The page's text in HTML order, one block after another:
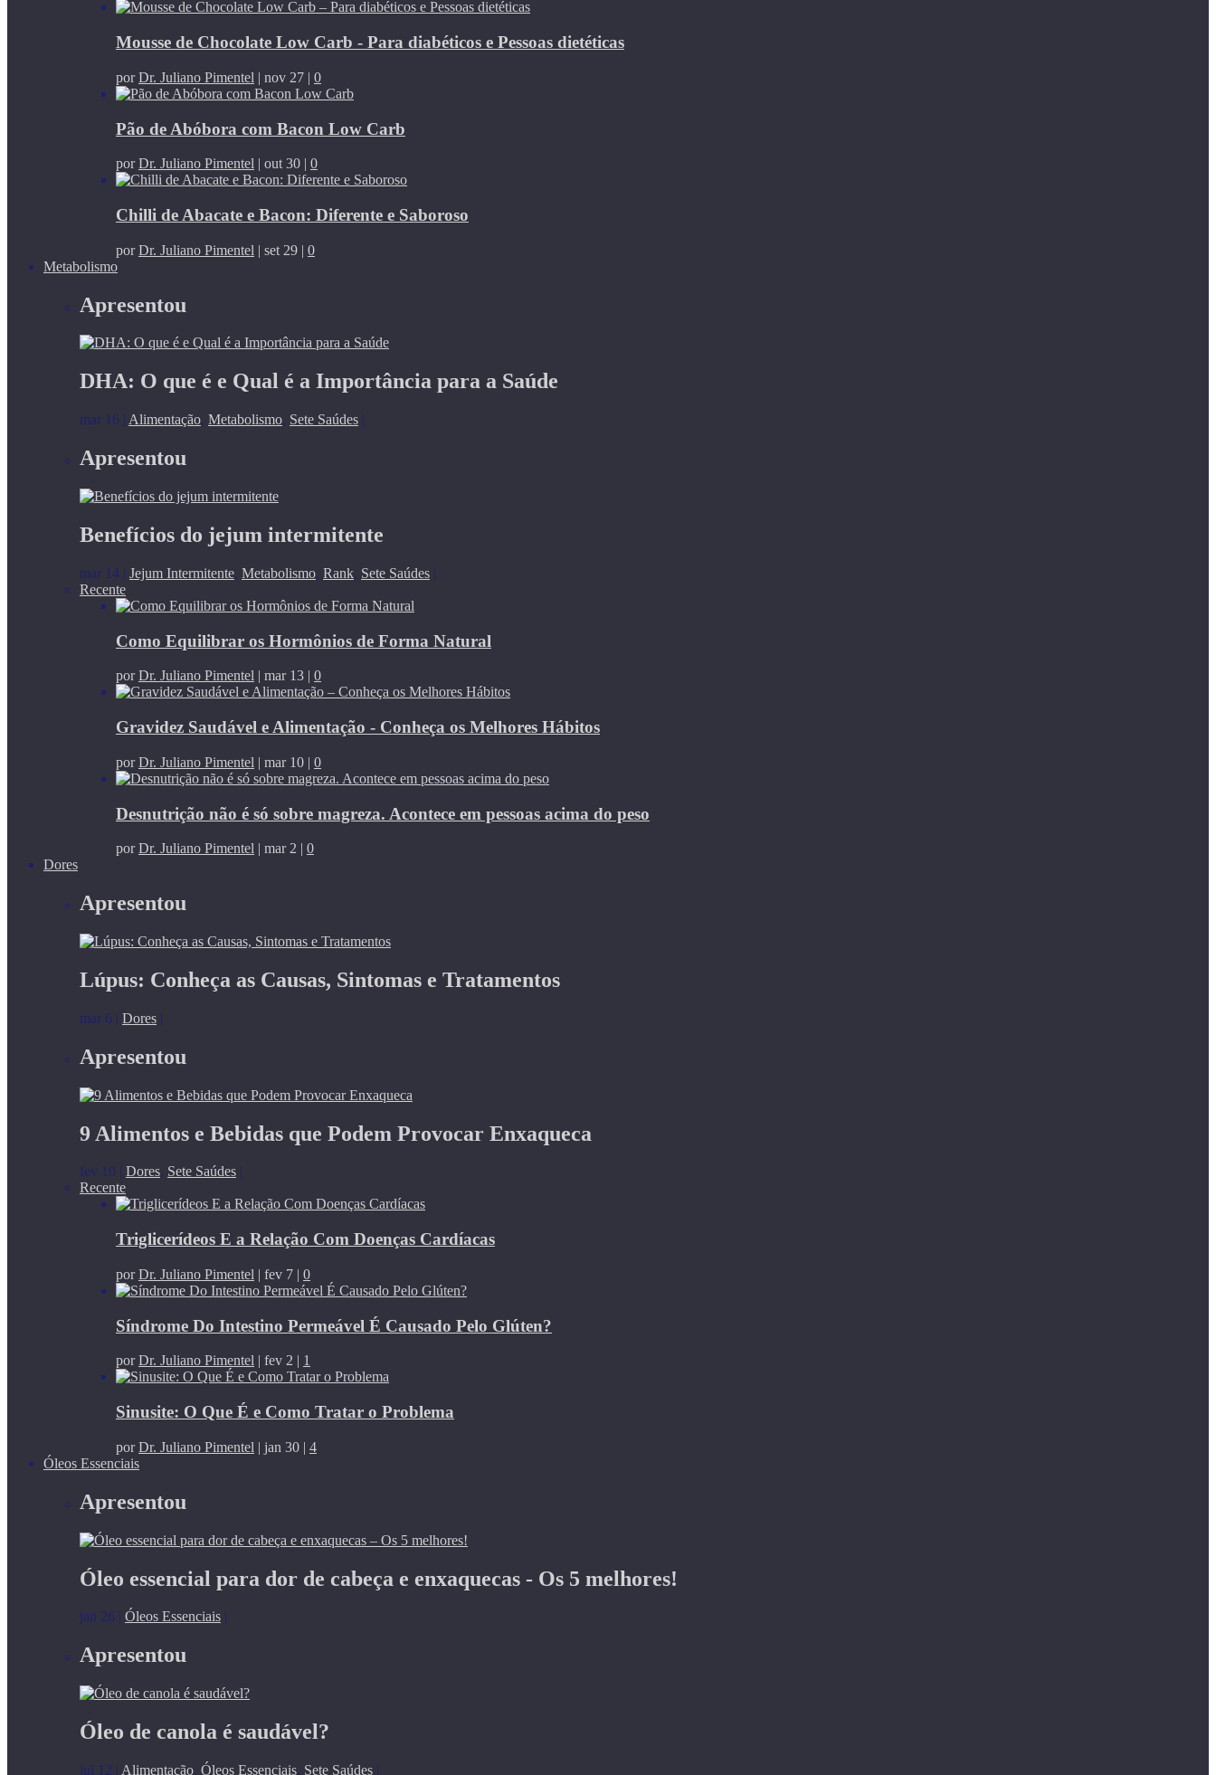
Mousse de Chocolate Low Carb - Para diabéticos e Pessoas dietéticas
porDr. Juliano Pimentel | nov 27 | 0
Pão de Abóbora com Bacon Low Carb
porDr. Juliano Pimentel | out 30 | 0
Chilli de Abacate e Bacon: Diferente e Saboroso
porDr. Juliano Pimentel | set 29 | 0
Metabolismo
Apresentou
DHA: O que é e Qual é a Importância para a Saúde
mar 16 | Alimentação, Metabolismo, Sete Saúdes |
Apresentou
Benefícios do jejum intermitente
mar 14 | Jejum Intermitente, Metabolismo, Rank, Sete Saúdes |
Recente
Como Equilibrar os Hormônios de Forma Natural
porDr. Juliano Pimentel | mar 13 | 0
Gravidez Saudável e Alimentação - Conheça os Melhores Hábitos
porDr. Juliano Pimentel | mar 10 | 0
Desnutrição não é só sobre magreza. Acontece em pessoas acima do peso
porDr. Juliano Pimentel | mar 2 | 0
Dores
Apresentou
Lúpus: Conheça as Causas, Sintomas e Tratamentos
mar 6 | Dores |
Apresentou
9 Alimentos e Bebidas que Podem Provocar Enxaqueca
fev 10 Dores, Sete Saúdes
Recente
Triglicerídeos E a Relação Com Doenças Cardíacas
porDr. Juliano Pimentel | fev 7 | 0
Síndrome Do Intestino Permeável É Causado Pelo Glúten?
porDr. Juliano Pimentel | fev 2 | 1
Sinusite: O Que É e Como Tratar o Problema
porDr. Juliano Pimentel | jan 30 | 4
Óleos Essenciais
Apresentou
Óleo essencial para dor de cabeça e enxaquecas - Os 5 melhores!
jan 26 | Óleos Essenciais |
Apresentou
Óleo de canola é saudável?
jul 12 | Alimentação, Óleos Essenciais, Sete Saúdes |